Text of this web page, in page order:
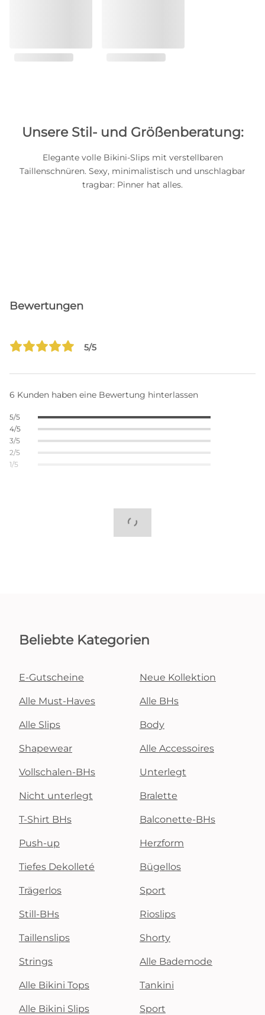
Unsere Stil- und Größenberatung:
Elegante volle Bikini-Slips mit verstellbaren
Taillenschnüren. Sexy, minimalistisch und unschlagbar
tragbar: Pinner hat alles.
Bewertungen
5/5
6 Kunden haben eine Bewertung hinterlassen
5/5
4/5
3/5
2/5
1/5
Beliebte Kategorien
E-Gutscheine Neue Kollektion
Alle Must-Haves Alle BHs
Alle Slips Body
Shapewear Alle Accessoires
Vollschalen-BHs Unterlegt
Nicht unterlegt Bralette
T-Shirt BHs Balconette-BHs
Push-up Herzform
Tiefes Dekolleté Bügellos
Trägerlos Sport
Still-BHs Rioslips
Taillenslips Shorty
Strings Alle Bademode
Alle Bikini Tops Tankini
Alle Bikini Slips Sport